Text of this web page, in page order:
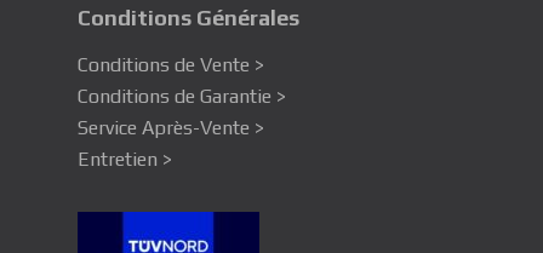
Conditions Générales
Conditions de Vente >
Conditions de Garantie >
Service Après-Vente >
Entretien >